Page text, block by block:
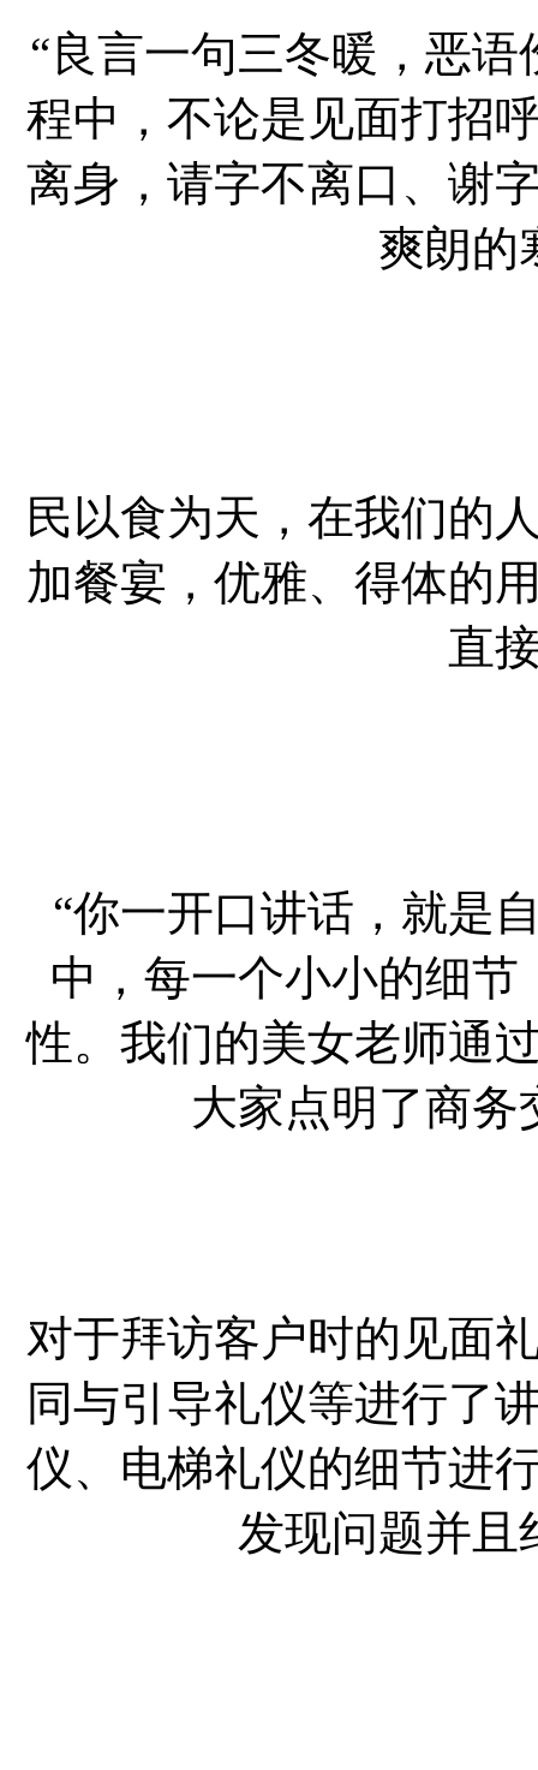
“良言一句三冬暖，恶
程中，不论是见面打招
离身，请字不离口、谢
爽朗的
民以食为天，在我们的
加餐宴，优雅、得体的
直
“你一开口讲话，就是
中，每一个小小的细
性。我们的美女老师通
大家点明了商务
对于拜访客户时的见面
同与引导礼仪等进行了
仪、电梯礼仪的细节进
发现问题并且